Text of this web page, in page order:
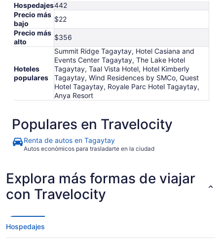
Hospedajes442
Precio más
bajo
$22
Precio más
alto
$356
Hoteles
populares
Summit Ridge Tagaytay, Hotel Casiana and
Events Center Tagaytay, The Lake Hotel
Tagaytay, Taal Vista Hotel, Hotel Kimberly
Tagaytay, Wind Residences by SMCo, Quest
Hotel Tagaytay, Royale Parc Hotel Tagaytay,
Anya Resort
Populares en Travelocity
Renta de autos en Tagaytay
Autos económicos para trasladarte en la ciudad
Explora más formas de viajar
con Travelocity
Hospedajes